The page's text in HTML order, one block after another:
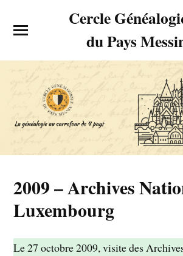
Cercle
du Pays
2009 – Archives
Luxembourg
Le 27 octobre 2009, visite des